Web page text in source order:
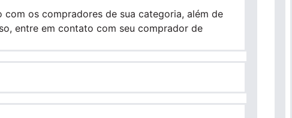
os compradores de sua categoria, além de
entre em contato com seu comprador de